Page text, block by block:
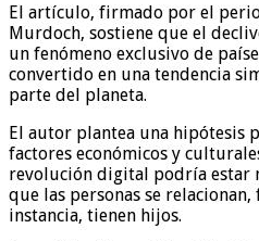
El artículo, firmado por el
Murdoch, sostiene que el
un fenómeno exclusivo de
convertido en una tendencia
parte del planeta.
El autor plantea una hipótesis
factores económicos y
revolución digital podría estar
que las personas se
instancia, tienen hijos.